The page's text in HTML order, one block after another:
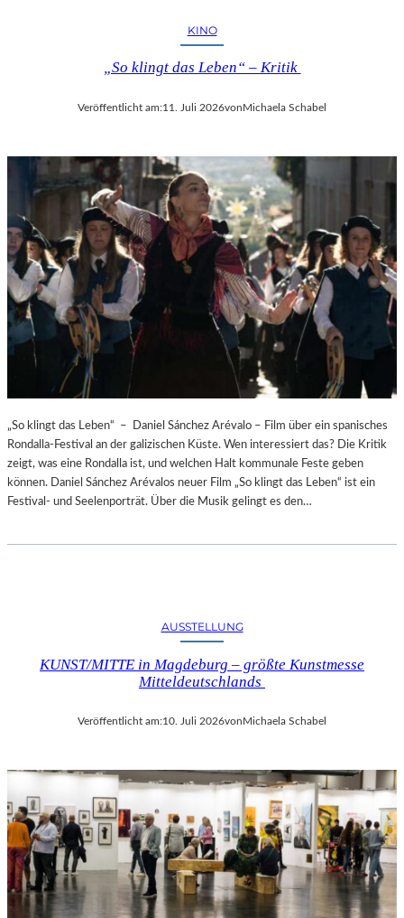
KINO
„So klingt das Leben“ – Kritik
Veröffentlicht am:11. Juli 2026vonMichaela Schabel
„So klingt das Leben“ – Daniel Sánchez Arévalo – Film über ein spanisches
Rondalla-Festival an der galizischen Küste. Wen interessiert das? Die Kritik
zeigt, was eine Rondalla ist, und welchen Halt kommunale Feste geben
können. Daniel Sánchez Arévalos neuer Film „So klingt das Leben“ ist ein
Festival- und Seelenporträt. Über die Musik gelingt es den…
AUSSTELLUNG
KUNST/MITTE in Magdeburg – größte Kunstmesse
Mitteldeutschlands
Veröffentlicht am:10. Juli 2026vonMichaela Schabel